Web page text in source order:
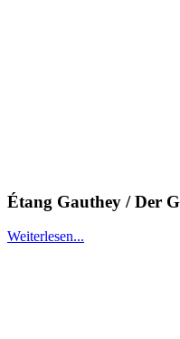
Étang Gauthey / Der
Weiterlesen...